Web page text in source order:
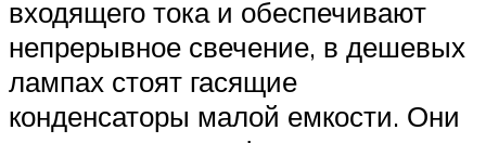
входящего тока и обеспечивают
непрерывное свечение, в дешевых
лампах стоят гасящие
конденсаторы малой емкости. Они